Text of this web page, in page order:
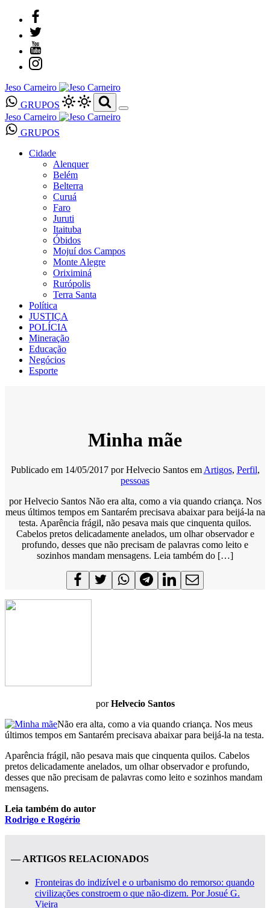
Jeso Carneiro
GRUPOS
Jeso Carneiro
GRUPOS
Cidade
Alenquer
Belém
Belterra
Curuá
Faro
Juruti
Itaituba
Óbidos
Mojuí dos Campos
Monte Alegre
Oriximiná
Rurópolis
Terra Santa
Política
JUSTIÇA
POLÍCIA
Mineração
Educação
Negócios
Esporte
Minha mãe
Publicado em 14/05/2017 porHelvecio Santos em Artigos, Perfil,
pessoas
por Helvecio Santos Não era alta, como a via quando criança. Nos
meus últimos tempos em Santarém precisava abaixar para beijá-la na
testa. Aparência frágil, não pesava mais que cinquenta quilos.
Cabelos pretos delicadamente anelados, um olhar observador e
profundo, desses que não precisam de palavras como leito e
sozinhos mandam mensagens. Leia também do […]
porHelvecio Santos
Não era alta, como a via quando criança. Nos meus
últimos tempos em Santarém precisava abaixar para beijá-la na testa.
Aparência frágil, não pesava mais que cinquenta quilos. Cabelos
pretos delicadamente anelados, um olhar observador e profundo,
desses que não precisam de palavras como leito e sozinhos mandam
mensagens.
Leia também do autor
Rodrigo e Rogério
— ARTIGOS RELACIONADOS
Fronteiras do indizível e o urbanismo do remorso: quando
civilizações constroem o que não-dizem. Por Josué G.
Vieira